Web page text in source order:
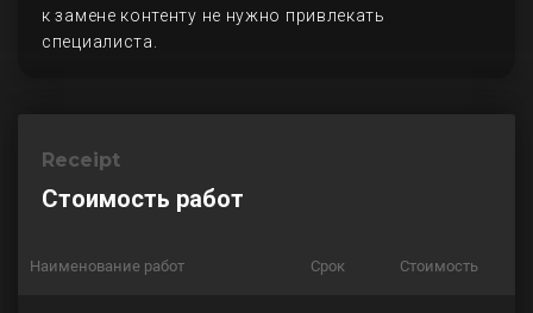
к замене контенту не нужно привлекать
специалиста.
Receipt
Стоимость работ
Наименование работ Срок Стоимость